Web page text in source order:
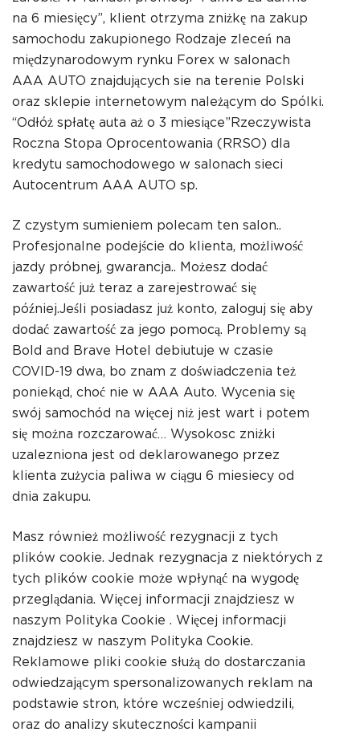
na 6 miesięcy”, klient otrzyma zniżkę na zakup
samochodu zakupionego Rodzaje zleceń na
międzynarodowym rynku Forex w salonach
AAA AUTO znajdujących sie na terenie Polski
oraz sklepie internetowym należącym do Spólki.
“Odłóż spłatę auta aż o 3 miesiące”Rzeczywista
Roczna Stopa Oprocentowania (RRSO) dla
kredytu samochodowego w salonach sieci
Autocentrum AAA AUTO sp.
Z czystym sumieniem polecam ten salon..
Profesjonalne podejście do klienta, możliwość
jazdy próbnej, gwarancja.. Możesz dodać
zawartość już teraz a zarejestrować się
później.Jeśli posiadasz już konto, zaloguj się aby
dodać zawartość za jego pomocą. Problemy są
Bold and Brave Hotel debiutuje w czasie
COVID-19 dwa, bo znam z doświadczenia też
poniekąd, choć nie w AAA Auto. Wycenia się
swój samochód na więcej niż jest wart i potem
się można rozczarować… Wysokosc zniżki
uzalezniona jest od deklarowanego przez
klienta zużycia paliwa w ciągu 6 miesiecy od
dnia zakupu.
Masz również możliwość rezygnacji z tych
plików cookie. Jednak rezygnacja z niektórych z
tych plików cookie może wpłynąć na wygodę
przeglądania. Więcej informacji znajdziesz w
naszym Polityka Cookie . Więcej informacji
znajdziesz w naszym Polityka Cookie.
Reklamowe pliki cookie służą do dostarczania
odwiedzającym spersonalizowanych reklam na
podstawie stron, które wcześniej odwiedzili,
oraz do analizy skuteczności kampanii